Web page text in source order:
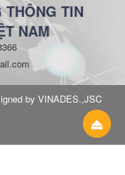
THÔNG TIN
NAM
by VINADES.,JSC